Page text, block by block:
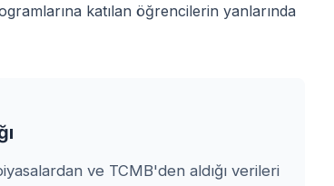
katılan öğrencilerin yanlarında
ve TCMB'den aldığı verileri